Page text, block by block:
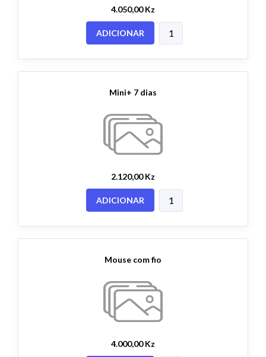
4.050,00 Kz
ADICIONAR
Mini+ 7 dias
2.120,00 Kz
ADICIONAR
Mouse com fio
4.000,00 Kz